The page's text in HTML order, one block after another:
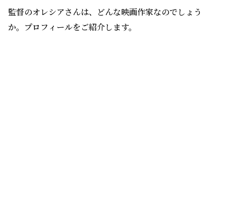
監督のオレシアさんは、どんな映画作家なのでしょう
か。プロフィールをご紹介します。